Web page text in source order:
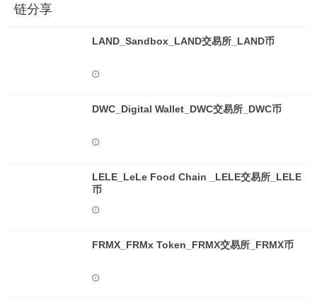
链分享
LAND_Sandbox_LAND交易所_LAND币
DWC_Digital Wallet_DWC交易所_DWC币
LELE_LeLe Food Chain _LELE交易所_LELE
币
FRMX_FRMx Token_FRMX交易所_FRMX币